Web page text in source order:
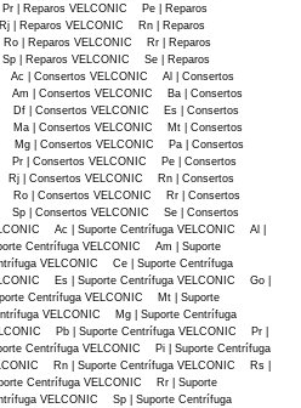
| Reparos VELCONIC Pe | Reparos
| Reparos VELCONIC Rn | Reparos
| Reparos VELCONIC Rr | Reparos
| Reparos VELCONIC Se | Reparos
| Consertos VELCONIC Al | Consertos
| Consertos VELCONIC Ba | Consertos
Df | Consertos VELCONIC Es | Consertos
Ma | Consertos VELCONIC Mt | Consertos
Mg | Consertos VELCONIC Pa | Consertos
| Consertos VELCONIC Pe | Consertos
| Consertos VELCONIC Rn | Consertos
Ro | Consertos VELCONIC Rr | Consertos
| Consertos VELCONIC Se | Consertos
Ac | Suporte Centrífuga VELCONIC Al |
Centrífuga VELCONIC Am | Suporte
VELCONIC Ce | Suporte Centrífuga
Es | Suporte Centrífuga VELCONIC Go |
Centrífuga VELCONIC Mt | Suporte
VELCONIC Mg | Suporte Centrífuga
Pb | Suporte Centrífuga VELCONIC Pr |
Centrífuga VELCONIC Pi | Suporte Centrífuga
Rn | Suporte Centrífuga VELCONIC Rs |
Centrífuga VELCONIC Rr | Suporte
VELCONIC Sp | Suporte Centrífuga